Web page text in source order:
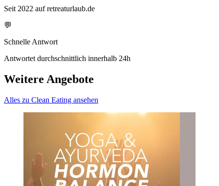
Seit 2022 auf retreaturlaub.de
💬
Schnelle Antwort
Antwortet durchschnittlich innerhalb 24h
Weitere Angebote
Alles zu Clean Eating ansehen